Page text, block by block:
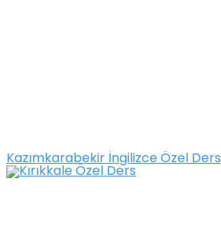
Kazımkarabekir İngilizce Özel Ders